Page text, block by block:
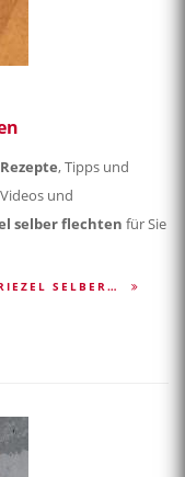
, Tipps und
und
selber flechten für Sie
SELBER…